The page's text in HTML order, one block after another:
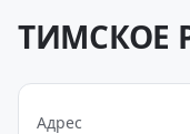
ТИМСКОЕ
Адрес